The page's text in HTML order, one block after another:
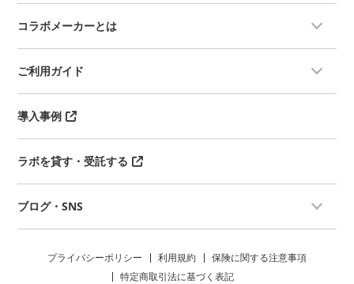
コラボメーカーとは
ご利用ガイド
導入事例
ラボを貸す・受託する
ブログ・SNS
プライバシーポリシー 利用規約
保険に関する注意事項
特定商取引法に基づく表記